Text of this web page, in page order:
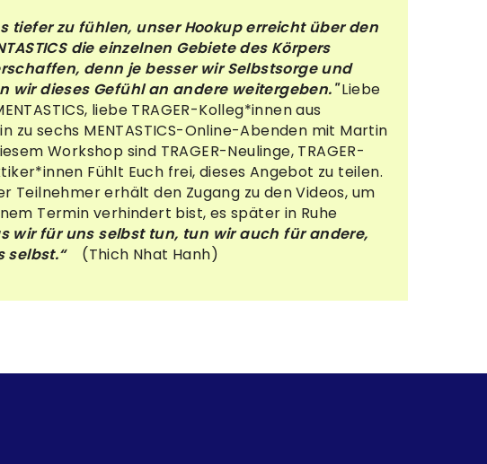
tiefer zu fühlen, unser Hookup erreicht über den
die einzelnen Gebiete des Körpers
denn je besser wir Selbstsorge und
wir dieses Gefühl an andere weitergeben."Liebe
liebe TRAGER-Kolleg*innen aus
sechs MENTASTICS-Online-Abenden mit Martin
Workshop sind TRAGER-Neulinge, TRAGER-
Fühlt Euch frei, dieses Angebot zu teilen.
erhält den Zugang zu den Videos, um
Termin verhindert bist, es später in Ruhe
wir für uns selbst tun, tun wir auch für andere,
selbst.“
(Thich Nhat Hanh)